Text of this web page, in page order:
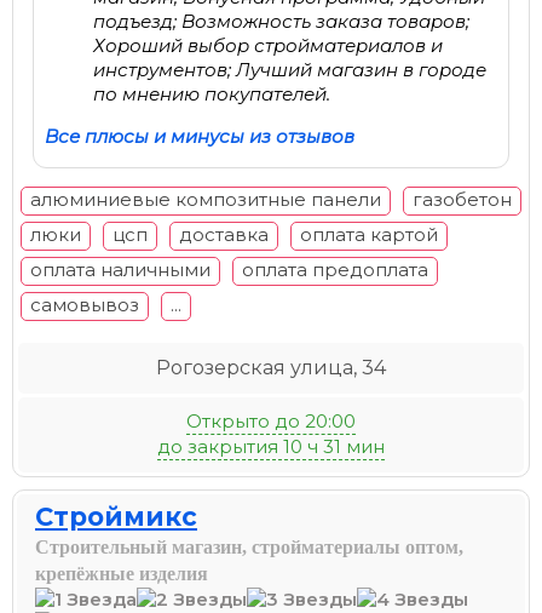
подъезд; Возможность заказа товаров;
Хороший выбор стройматериалов и
инструментов; Лучший магазин в городе
по мнению покупателей.
Все плюсы и минусы из отзывов
алюминиевые композитные панели
газобетон
люки
цсп доставка
оплата картой
оплата наличными
оплата предоплата
самовывоз
...
Рогозерская улица, 34
Открыто до 20:00
до закрытия 10 ч 31 мин
Строймикс
Строительный магазин, стройматериалы оптом,
крепёжные изделия